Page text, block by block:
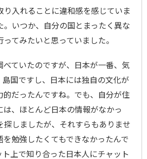
り入れることに違和感を感じていま
。いつか、自分の国とまったく異な
ってみたいと思っていました。
べていたのですが、日本が一番、気
島国ですし、日本には独自の文化が
的だったんですね。でも、自分が住
は、ほとんど日本の情報がなかっ
探しましたが、それすらもありませ
を勉強したくてもできなかったんで
ト上で知り合った日本人にチャット